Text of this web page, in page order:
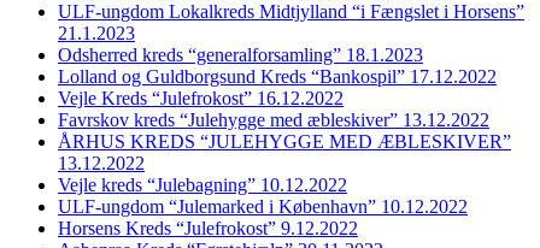
ULF-ungdom Lokalkreds Midtjylland “i Fængslet i Horsens”
21.1.2023
Odsherred kreds “generalforsamling” 18.1.2023
Lolland og Guldborgsund Kreds “Bankospil” 17.12.2022
Vejle Kreds “Julefrokost” 16.12.2022
Favrskov kreds “Julehygge med æbleskiver” 13.12.2022
ÅRHUS KREDS “JULEHYGGE MED ÆBLESKIVER”
13.12.2022
Vejle kreds “Julebagning” 10.12.2022
ULF-ungdom “Julemarked i København” 10.12.2022
Horsens Kreds “Julefrokost” 9.12.2022